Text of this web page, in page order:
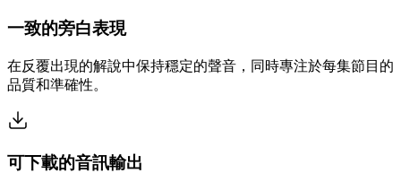
一致的旁白表現
在反覆出現的解說中保持穩定的聲音，同時專注於每集節目的
品質和準確性。
可下載的音訊輸出